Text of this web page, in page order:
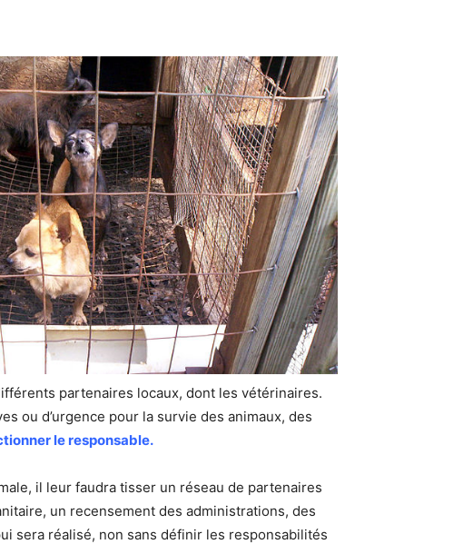
partenaires locaux, dont les vétérinaires.
ou d’urgence pour la survie des animaux, des
le responsable.
il leur faudra tisser un réseau de partenaires
un recensement des administrations, des
sera réalisé, non sans définir les responsabilités